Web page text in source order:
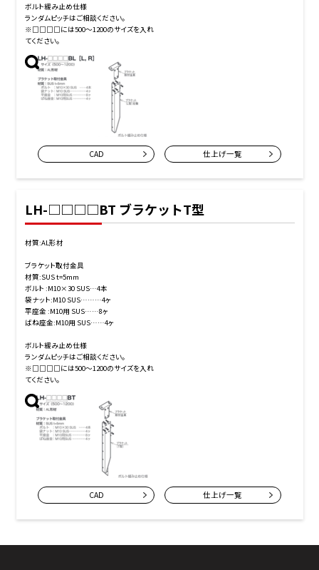
ボルト緩み止め仕様
ランダムピッチはご相談ください。
※□□□□には500～1200のサイズを入れ
てください。
CAD 仕上げ一覧
LH-□□□□BT ブラケットT型
材質:AL形材
ブラケット取付金具
材質:SUS t=5mm
ボルト :M10×30 SUS…4本
袋ナット:M10 SUS………4ヶ
平座金 :M10用 SUS……8ヶ
ばね座金:M10用 SUS……4ヶ
ボルト緩み止め仕様
ランダムピッチはご相談ください。
※□□□□には500～1200のサイズを入れ
てください。
CAD 仕上げ一覧